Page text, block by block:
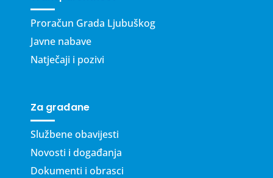
Proračun Grada Ljubuškog
Javne nabave
Natječaji i pozivi
Za građane
Službene obavijesti
Novosti i događanja
Dokumenti i obrasci